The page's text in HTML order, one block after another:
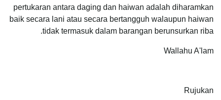
pertukaran antara daging dan haiwan adalah diharamkan
baik secara lani atau secara bertangguh walaupun haiwan
tidak termasuk dalam barangan berunsurkan riba.
Wallahu A'lam
Rujukan